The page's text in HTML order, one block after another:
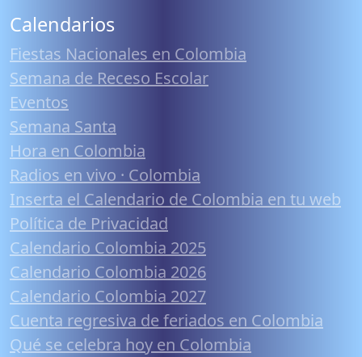
Calendarios
Fiestas Nacionales en Colombia
Semana de Receso Escolar
Eventos
Semana Santa
Hora en Colombia
Radios en vivo · Colombia
Inserta el Calendario de Colombia en tu web
Política de Privacidad
Calendario Colombia 2025
Calendario Colombia 2026
Calendario Colombia 2027
Cuenta regresiva de feriados en Colombia
Qué se celebra hoy en Colombia